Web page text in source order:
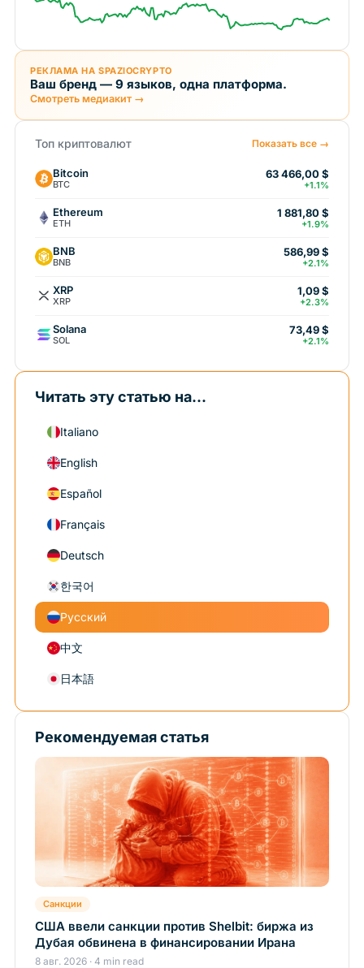
РЕКЛАМА НА SPAZIOCRYPTO
Ваш бренд — 9 языков, одна платформа.
Смотреть медиакит →
Топ криптовалют Показать все →
Bitcoin
BTC
63 466,00 $
+1.1%
Ethereum
ETH
1 881,80 $
+1.9%
BNB
BNB
586,99 $
+2.1%
XRP
XRP
1,09 $
+2.3%
Solana
SOL
73,49 $
+2.1%
Читать эту статью на...
Italiano
English
Español
Français
Deutsch
한국어
Русский
中文
日本語
Рекомендуемая статья
Санкции
США ввели санкции против Shelbit: биржа из
Дубая обвинена в финансировании Ирана
8 авг. 2026 · 4 min read